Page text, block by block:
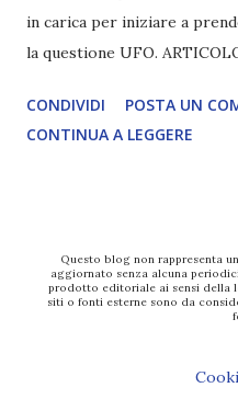
in carica per iniziare a
la questione UFO.
CONDIVIDI
POSTA UN
CONTINUA A LEGGERE
Questo blog non rappresenta
aggiornato senza alcuna
prodotto editoriale ai sensi della
siti o fonti esterne sono da